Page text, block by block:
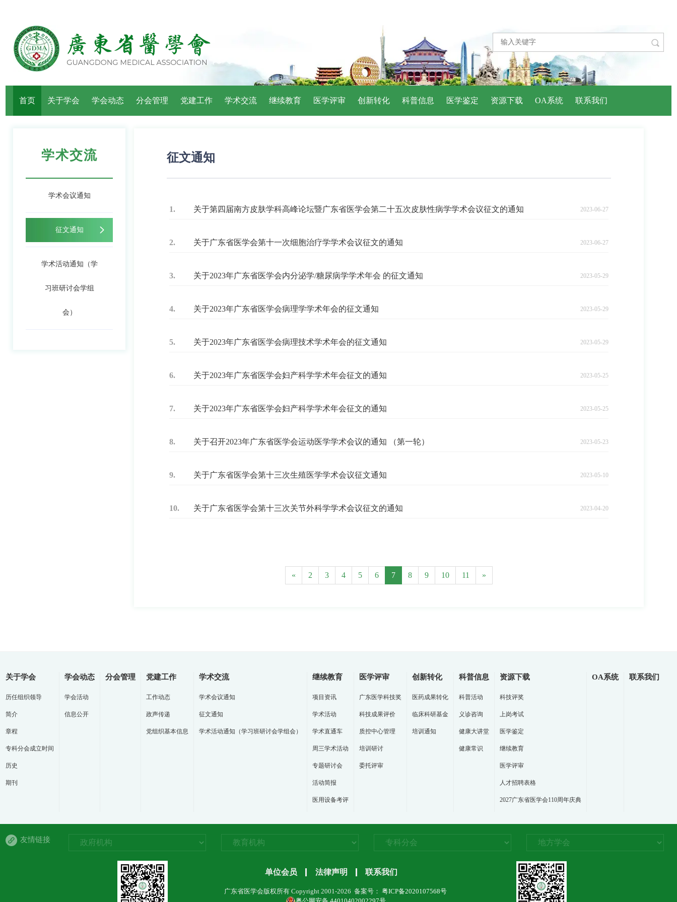

首页 关于学会 学会动态 分会管理 党建工作 学术交流 继续教育 医学评审 创新转化 科普信息 医学鉴定 资源下载 OA系统 联系我们
学术交流
学术会议通知
征文通知
学术活动通知（学
习班研讨会学组
会）
征文通知
2023-06-27
1. 关于第四届南方皮肤学科高峰论坛暨广东省医学会第二十五次皮肤性病学学术会议征文的通知
2023-06-27
2. 关于广东省医学会第十一次细胞治疗学学术会议征文的通知
2023-05-29
3. 关于2023年广东省医学会内分泌学/糖尿病学学术年会 的征文通知
2023-05-29
4. 关于2023年广东省医学会病理学学术年会的征文通知
2023-05-29
5. 关于2023年广东省医学会病理技术学术年会的征文通知
2023-05-25
6. 关于2023年广东省医学会妇产科学学术年会征文的通知
2023-05-25
7. 关于2023年广东省医学会妇产科学学术年会征文的通知
2023-05-23
8. 关于召开2023年广东省医学会运动医学学术会议的通知 （第一轮）
2023-05-10
9. 关于广东省医学会第十三次生殖医学学术会议征文通知
2023-04-20
10. 关于广东省医学会第十三次关节外科学学术会议征文的通知
« 2 3 4 5 6 7 8 9 10 11 »
关于学会
历任组织领导
简介
章程
专科分会成立时间
历史
期刊
学会动态
学会活动
信息公开
分会管理 党建工作
工作动态
政声传递
党组织基本信息
学术交流
学术会议通知
征文通知
学术活动通知（学习班研讨会学组会）
继续教育
项目资讯
学术活动
学术直通车
周三学术活动
专题研讨会
活动简报
医用设备考评
医学评审
广东医学科技奖
科技成果评价
质控中心管理
培训研讨
委托评审
创新转化
医药成果转化
临床科研基金
培训通知
科普信息
科普活动
义诊咨询
健康大讲堂
健康常识
资源下载
科技评奖
上岗考试
医学鉴定
继续教育
医学评审
人才招聘表格
2027广东省医学会110周年庆典
OA系统 联系我们
友情链接
单位会员 法律声明 联系我们
广东省医学会版权所有 Copyright 2001-2026 备案号： 粤ICP备2020107568号